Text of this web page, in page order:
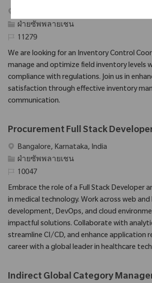
สถานที่
ประเภท
ฝ่ายซัพพลายเชน
รหัสที่จําเป็น
11279
We are looking for an Inventory Control
manage and optimize field inventory levels
compliance with regulations. Join us in
satisfaction through effective inventory
communication.
Procurement Full Stack
สถานที่
Bangalore, Karnataka, India
ประเภท
ฝ่ายซัพพลายเชน
รหัสที่จําเป็น
10047
Embrace the role of a Full Stack Developer
in medical technology. Work across web and
development, DevOps, and cloud
impactful solutions. Collaborate with
streamline CI/CD, and enhance application
career with a global leader in healthcare
Indirect Global Category